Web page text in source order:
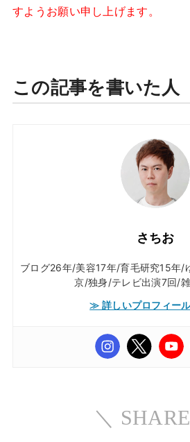
すようお願い申し上げます。
この記事を書いた人
さちお
ブログ26年/美容17年/育毛研究15年/
京/独身/テレビ出演7回/
≫ 詳しいプロフィー
＼